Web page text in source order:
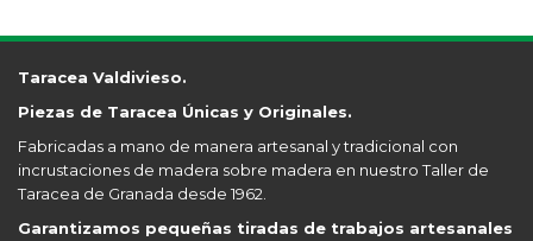
Taracea Valdivieso.
Piezas de Taracea Únicas y Originales.
Fabricadas a mano de manera artesanal y tradicional con
incrustaciones de madera sobre madera en nuestro Taller de
Taracea de Granada desde 1962.
Garantizamos pequeñas tiradas de trabajos artesanales